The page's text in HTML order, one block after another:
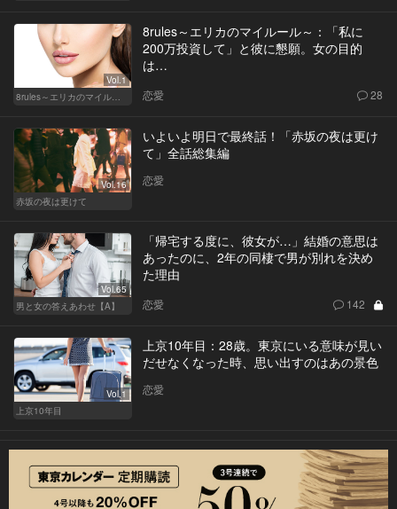
Vol.1
8rules～エリカのマイルール～
8rules～エリカのマイルール～：「私に
200万投資して」と彼に懇願。女の目的
は…
恋愛 28
Vol.16
赤坂の夜は更けて
いよいよ明日で最終話！「赤坂の夜は更け
て」全話総集編
恋愛
Vol.65
男と女の答えあわせ【A】
「帰宅する度に、彼女が…」結婚の意思は
あったのに、2年の同棲で男が別れを決め
た理由
恋愛 142
Vol.1
上京10年目
上京10年目：28歳。東京にいる意味が見い
だせなくなった時、思い出すのはあの景色
恋愛